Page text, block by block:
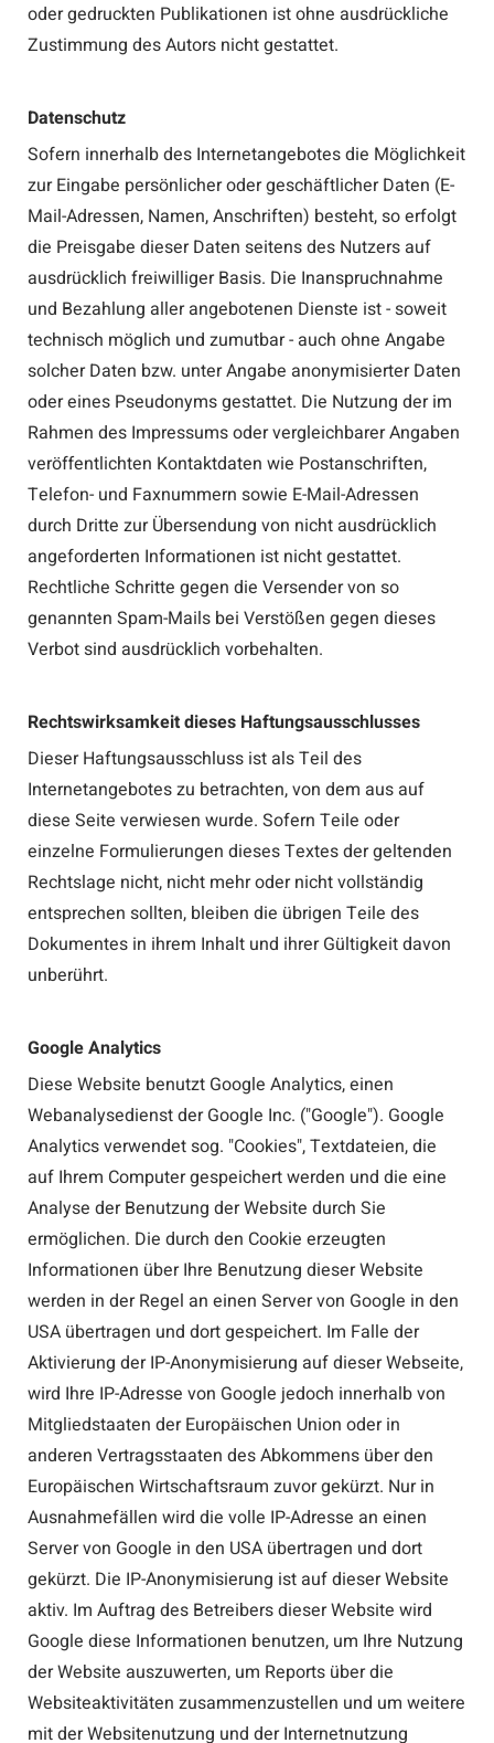
oder gedruckten Publikationen ist ohne ausdrückliche
Zustimmung des Autors nicht gestattet.
Datenschutz
Sofern innerhalb des Internetangebotes die Möglichkeit
zur Eingabe persönlicher oder geschäftlicher Daten (E-
Mail-Adressen, Namen, Anschriften) besteht, so erfolgt
die Preisgabe dieser Daten seitens des Nutzers auf
ausdrücklich freiwilliger Basis. Die Inanspruchnahme
und Bezahlung aller angebotenen Dienste ist - soweit
technisch möglich und zumutbar - auch ohne Angabe
solcher Daten bzw. unter Angabe anonymisierter Daten
oder eines Pseudonyms gestattet. Die Nutzung der im
Rahmen des Impressums oder vergleichbarer Angaben
veröffentlichten Kontaktdaten wie Postanschriften,
Telefon- und Faxnummern sowie E-Mail-Adressen
durch Dritte zur Übersendung von nicht ausdrücklich
angeforderten Informationen ist nicht gestattet.
Rechtliche Schritte gegen die Versender von so
genannten Spam-Mails bei Verstößen gegen dieses
Verbot sind ausdrücklich vorbehalten.
Rechtswirksamkeit dieses Haftungsausschlusses
Dieser Haftungsausschluss ist als Teil des
Internetangebotes zu betrachten, von dem aus auf
diese Seite verwiesen wurde. Sofern Teile oder
einzelne Formulierungen dieses Textes der geltenden
Rechtslage nicht, nicht mehr oder nicht vollständig
entsprechen sollten, bleiben die übrigen Teile des
Dokumentes in ihrem Inhalt und ihrer Gültigkeit davon
unberührt.
Google Analytics
Diese Website benutzt Google Analytics, einen
Webanalysedienst der Google Inc. ("Google"). Google
Analytics verwendet sog. "Cookies", Textdateien, die
auf Ihrem Computer gespeichert werden und die eine
Analyse der Benutzung der Website durch Sie
ermöglichen. Die durch den Cookie erzeugten
Informationen über Ihre Benutzung dieser Website
werden in der Regel an einen Server von Google in den
USA übertragen und dort gespeichert. Im Falle der
Aktivierung der IP-Anonymisierung auf dieser Webseite,
wird Ihre IP-Adresse von Google jedoch innerhalb von
Mitgliedstaaten der Europäischen Union oder in
anderen Vertragsstaaten des Abkommens über den
Europäischen Wirtschaftsraum zuvor gekürzt. Nur in
Ausnahmefällen wird die volle IP-Adresse an einen
Server von Google in den USA übertragen und dort
gekürzt. Die IP-Anonymisierung ist auf dieser Website
aktiv. Im Auftrag des Betreibers dieser Website wird
Google diese Informationen benutzen, um Ihre Nutzung
der Website auszuwerten, um Reports über die
Websiteaktivitäten zusammenzustellen und um weitere
mit der Websitenutzung und der Internetnutzung